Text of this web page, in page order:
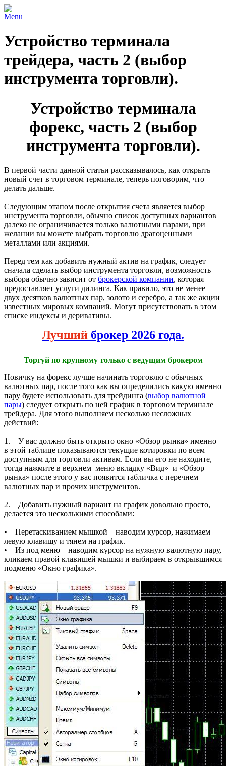
Menu
Устройство терминала
трейдера, часть 2 (выбор
инструмента торговли).
Устройство терминала
форекс, часть 2 (выбор
инструмента торговли).
В первой части данной статьи рассказывалось, как открыть
новый счет в торговом терминале, теперь поговорим, что
делать дальше.
Следующим этапом после открытия счета является выбор
инструмента торговли, обычно список доступных вариантов
далеко не ограничивается только валютными парами, при
желании вы можете выбрать торговлю драгоценными
металлами или акциями.
Перед тем как добавить нужный актив на график, следует
сначала сделать выбор инструмента торговли, возможность
выбора обычно зависит от брокерской компании, которая
предоставляет услуги дилинга. Как правило, это не менее
двух десятков валютных пар, золото и серебро, а так же акции
известных мировых компаний. Могут присутствовать в этом
списке индексы и деривативы.
Лучший брокер 2026 года.
Торгуй по крупному только с ведущим брокером
Новичку на форекс лучше начинать торговлю с обычных
валютных пар, после того как вы определились какую именно
пару будете использовать для трейдинга (выбор валютной
пары) следует открыть по ней график в торговом терминале
трейдера. Для этого выполняем несколько несложных
действий:
1. У вас должно быть открыто окно «Обзор рынка» именно
в этой таблице показываются текущие котировки по всем
доступным для торговли активам. Если вы его не находите,
тогда нажмите в верхнем меню вкладку «Вид» и «Обзор
рынка» после этого у вас появится табличка с перечнем
валютных пар и прочих инструментов.
2. Добавить нужный вариант на график довольно просто,
делается это несколькими способами:
• Перетаскиванием мышкой – наводим курсор, нажимаем
левую клавишу и тянем на график.
• Из под меню – наводим курсор на нужную валютную пару,
кликаем правой клавишей мышки и выбираем в открывшимся
подменю «Окно графика».